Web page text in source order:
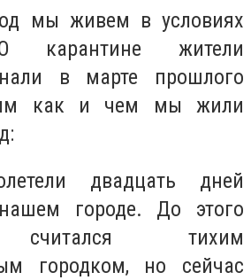
мы живем в условиях
карантине жители
в марте прошлого
как и чем мы жили
двадцать дней
городе. До этого
считался тихим
городком, но сейчас